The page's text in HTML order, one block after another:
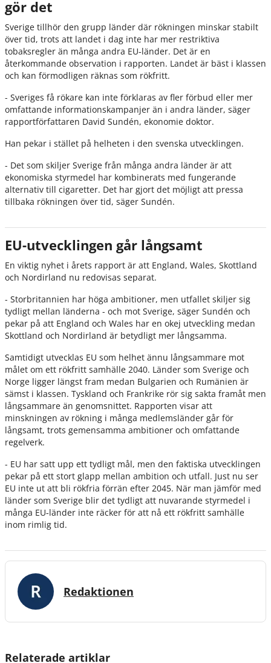
gör det
Sverige tillhör den grupp länder där rökningen minskar stabilt
över tid, trots att landet i dag inte har mer restriktiva
tobaksregler än många andra EU‑länder. Det är en
återkommande observation i rapporten. Landet är bäst i klassen
och kan förmodligen räknas som rökfritt.
- Sveriges få rökare kan inte förklaras av fler förbud eller mer
omfattande informationskampanjer än i andra länder, säger
rapportförfattaren David Sundén, ekonomie doktor.
Han pekar i stället på helheten i den svenska utvecklingen.
- Det som skiljer Sverige från många andra länder är att
ekonomiska styrmedel har kombinerats med fungerande
alternativ till cigaretter. Det har gjort det möjligt att pressa
tillbaka rökningen över tid, säger Sundén.
EU-utvecklingen går långsamt
En viktig nyhet i årets rapport är att England, Wales, Skottland
och Nordirland nu redovisas separat.
- Storbritannien har höga ambitioner, men utfallet skiljer sig
tydligt mellan länderna - och mot Sverige, säger Sundén och
pekar på att England och Wales har en okej utveckling medan
Skottland och Nordirland är betydligt mer långsamma.
Samtidigt utvecklas EU som helhet ännu långsammare mot
målet om ett rökfritt samhälle 2040. Länder som Sverige och
Norge ligger längst fram medan Bulgarien och Rumänien är
sämst i klassen. Tyskland och Frankrike rör sig sakta framåt men
långsammare än genomsnittet. Rapporten visar att
minskningen av rökning i många medlemsländer går för
långsamt, trots gemensamma ambitioner och omfattande
regelverk.
- EU har satt upp ett tydligt mål, men den faktiska utvecklingen
pekar på ett stort glapp mellan ambition och utfall. Just nu ser
EU inte ut att bli rökfria förrän efter 2045. När man jämför med
länder som Sverige blir det tydligt att nuvarande styrmedel i
många EU‑länder inte räcker för att nå ett rökfritt samhälle
inom rimlig tid.
Redaktionen
Relaterade artiklar